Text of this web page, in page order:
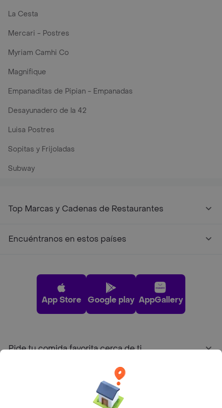
La Cesta
Mercari - Postres
Myriam Camhi Co
Magnifique
Empanaditas de Pipian - Empanadas
Desayunadero de la 42
Luisa Postres
Sopitas y Frijoladas
Subway
Top Marcas y Cadenas de Restaurantes
Encuéntranos en estos países
App Store Google play AppGallery
Pide tu comida favorita cerca de ti